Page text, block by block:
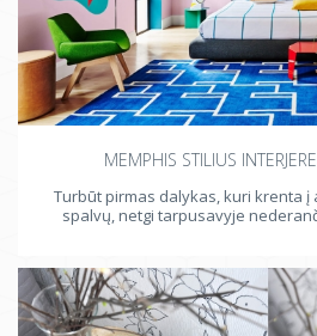
MEMPHIS STILIUS
Turbūt pirmas dalykas, kuri krenta į
spalvų, netgi tarpusavyje